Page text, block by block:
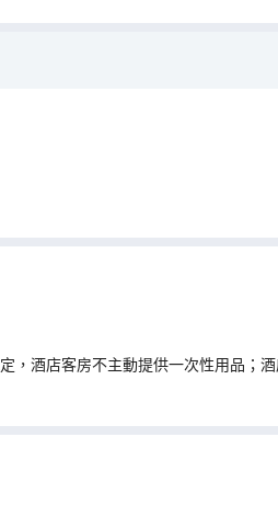
酒店客房不主動提供一次性用品；